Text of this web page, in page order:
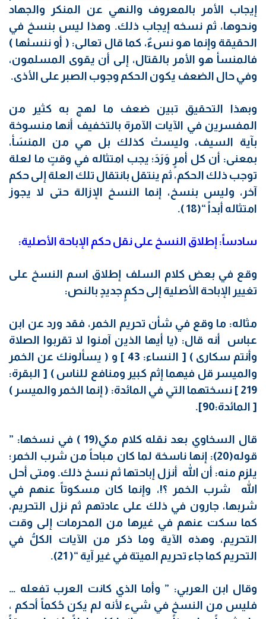
إيجاب الأمر بالمعروف والنهي عن المنكر والجهاد
ونحوها، ثم نسخه إيجاب ذلك. وهذا ليس بنسخ في
الحقيقة وإنما هو نسءٌ، كما قال تعالى: ( أو ننسئها )
فالمنسأ هو الأمر بالقتال، إلى أن يقوى المسلمون،
وفي حال الضعف يكون الحكم وجوب الصبر على الأذى.
وبهذا التحقيق تبين ضعف ما لهج به كثير من
المفسرين في الآيات الآمرة بالتخفيف أنها منسوخة
بآية السيف، وليستْ كذلك بل هي من المنسَأ،
بمعنى: أن كل أمرٍ وَرَدَ؛ يجب امتثاله في وقتٍ ما لعلة
توجب ذلك الحكم، ثم ينتقل بانتقال تلك العلة إلى حكم
آخر، وليس بنسخ، إنما النسخ الإزالة حتى لا يجوز
امتثاله أبداً “(18 ).
سادساً: إطلاق النسخ على نقل حكم الإباحة الأصلية:
وقع في بعض كلام السلف إطلاق اسم النسخ على
تغيير الإباحة الأصلية إلى حكمٍ جديدٍ بالنص:
مثاله: ما وقع في شأن تحريم الخمر، فقد ورد عن ابن
عباس أنه قال: (يا أيها الذين آمنوا لا تقربوا الصلاة
وأنتم سكارى ) [ النساء: 43 ] و ( يسألونك عن الخمر
والميسر قل فيهما إثم كبير ومنافع للناس ) [ البقرة:
219 ] نسختهما التي في المائدة: ( إنما الخمر والميسر )
[ المائدة:90].
قال السخاوي بعد نقله كلام مكي(19 ) في نسخها: ”
قوله(20): إنها ناسخة لما كان مباحاً من شرب الخمر؛
يلزم منه: أن الله أنزل إباحتها ثم نسخ ذلك. ومتى أحل
الله شرب الخمر ؟!، وإنما كان مسكوتاً عنهم في
شربها، جارون في ذلك على عادتهم ثم نزل التحريم،
كما سكت عنهم في غيرها من المحرمات إلى وقت
التحريم، وهذه الآية وما ذكر من الآيات الكلُّ في
التحريم كما جاء تحريم الميتة في غير آية “( 21).
وقال ابن العربي: ” وأما الذي كانت العرب تفعله …
فليس من النسخ في شيء لأنه لم يكن حُكماً أحكم ،